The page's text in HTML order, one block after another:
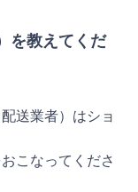
を教えてくだ
送業者）はショ
こなってくださ